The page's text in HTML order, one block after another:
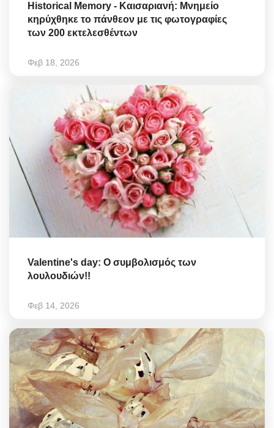
Historical Memory - Καισαριανή: Μνημείο
κηρύχθηκε το πάνθεον με τις φωτογραφίες
των 200 εκτελεσθέντων
Φεβ 18, 2026
Valentine's day: Ο συμβολισμός των
λουλουδιών!!
Φεβ 14, 2026